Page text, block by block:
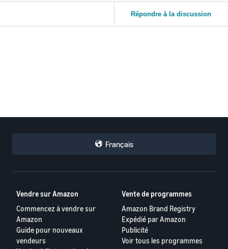
Répondre à la discussion
Français
Vendre sur Amazon
Commencez à vendre sur
Amazon
Guide pour nouveaux
vendeurs
Vente de programmes
Amazon Brand Registry
Expédié par Amazon
Publicité
Voir tous les programmes